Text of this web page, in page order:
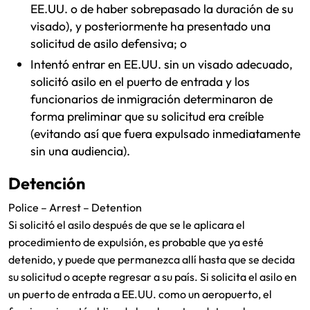
EE.UU. o de haber sobrepasado la duración de su
visado), y posteriormente ha presentado una
solicitud de asilo defensiva; o
Intentó entrar en EE.UU. sin un visado adecuado,
solicitó asilo en el puerto de entrada y los
funcionarios de inmigración determinaron de
forma preliminar que su solicitud era creíble
(evitando así que fuera expulsado inmediatamente
sin una audiencia).
Detención
Police – Arrest – Detention
Si solicitó el asilo después de que se le aplicara el
procedimiento de expulsión, es probable que ya esté
detenido, y puede que permanezca allí hasta que se decida
su solicitud o acepte regresar a su país. Si solicita el asilo en
un puerto de entrada a EE.UU. como un aeropuerto, el